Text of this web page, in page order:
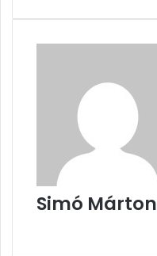
Simó Márton